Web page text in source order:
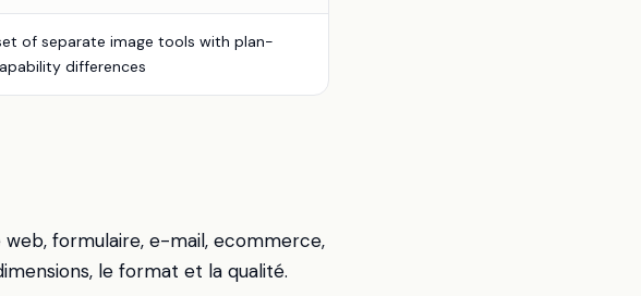
of separate image tools with plan-
differences
web, formulaire, e-mail, ecommerce,
le format et la qualité.